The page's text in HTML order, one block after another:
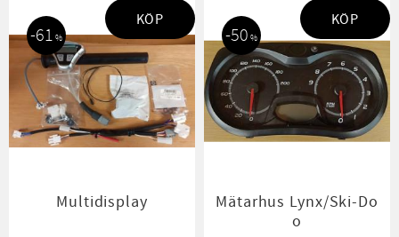
Multidisplay
61 %
KÖP
Mätarhus Lynx/Ski-Do
o
50 %
KÖP